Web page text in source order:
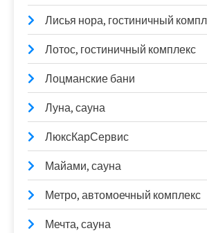
Лисья нора, гостиничный
Лотос, гостиничный комплекс
Лоцманские бани
Луна, сауна
ЛюксКарСервис
Майами, сауна
Метро, автомоечный комплекс
Мечта, сауна